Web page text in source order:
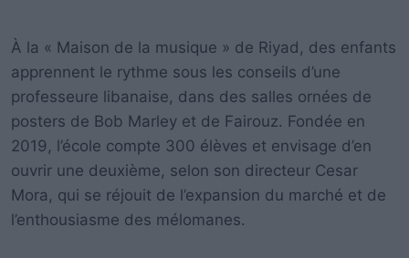
À la « Maison de la musique » de Riyad, des enfants
apprennent le rythme sous les conseils d’une
professeure libanaise, dans des salles ornées de
posters de Bob Marley et de Fairouz. Fondée en
2019, l’école compte 300 élèves et envisage d’en
ouvrir une deuxième, selon son directeur Cesar
Mora, qui se réjouit de l’expansion du marché et de
l’enthousiasme des mélomanes.